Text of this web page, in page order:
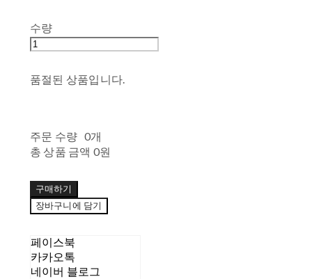
수량
품절된 상품입니다.
주문 수량 0개
총 상품 금액 0원
구매하기
장바구니에 담기
페이스북
카카오톡
네이버 블로그